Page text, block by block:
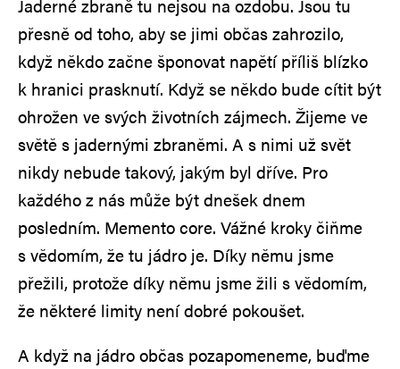
Jaderné zbraně tu nejsou na ozdobu. Jsou tu
přesně od toho, aby se jimi občas zahrozilo,
když někdo začne šponovat napětí příliš blízko
k hranici prasknutí. Když se někdo bude cítit být
ohrožen ve svých životních zájmech. Žijeme ve
světě s jadernými zbraněmi. A s nimi už svět
nikdy nebude takový, jakým byl dříve. Pro
každého z nás může být dnešek dnem
posledním. Memento core. Vážné kroky čiňme
s vědomím, že tu jádro je. Díky němu jsme
přežili, protože díky němu jsme žili s vědomím,
že některé limity není dobré pokoušet.
A když na jádro občas pozapomeneme, buďme